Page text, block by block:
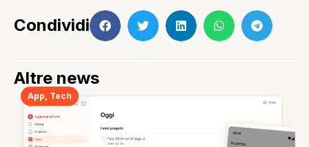
Condividi
Altre news
App Tech